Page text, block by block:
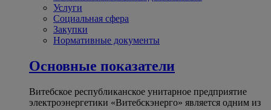
Услуги
Социальная сфера
Закупки
Нормативные документы
Основные показатели
Витебское республиканское унитарное предприятие
электроэнергетики «Витебскэнерго» является одним из